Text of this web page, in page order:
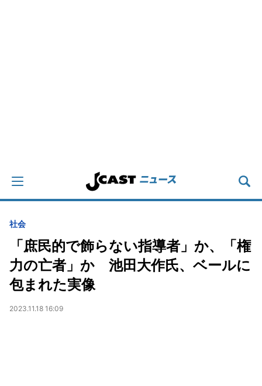
社会
「庶民的で飾らない指導者」か、「権
力の亡者」か 池田大作氏、ベールに
包まれた実像
2023.11.18 16:09